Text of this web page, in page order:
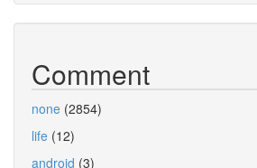
Comment
none (2854)
life (12)
android (3)